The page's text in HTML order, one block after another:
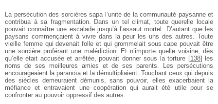
La persécution des sorcières sapa l’unité de la communauté paysanne et
contribua à sa fragmentation. Dans un tel climat, toute querelle locale
pouvait connaître une escalade jusqu’à l’assaut mortel. D’autant que les
paysans commençaient à vivre dans la peur les uns des autres. Toute
vieille femme qui devenait folle et qui grommelait sous cape pouvait être
une sorcière proférant une malédiction. Et n’importe quelle voisine, dès
qu’elle était accusée et arrêtée, pouvait donner sous la torture [138] les
noms de ses meilleures amies et de ses parents. Les persécutions
encourageaient la paranoïa et la démultipliaient. Touchant ceux qui depuis
des siècles demeuraient démunis, sans pouvoir, elles exacerbaient la
méfiance et entravaient une coopération qui aurait été utile pour se
confronter au pouvoir oppressif des autres.